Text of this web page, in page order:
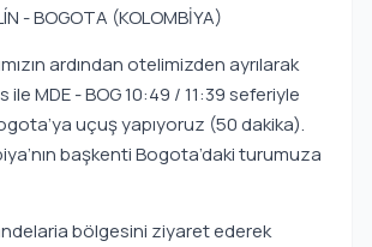
- BOGOTA (KOLOMBİYA)
ardından otelimizden ayrılarak
ile MDE - BOG 10:49 / 11:39 seferiyle
uçuş yapıyoruz (50 dakika).
başkenti Bogota’daki turumuza
bölgesini ziyaret ederek